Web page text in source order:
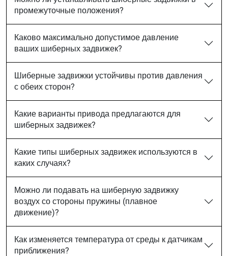
промежуточные положения?
Каково максимально допустимое давление
ваших шиберных задвижек?
Шиберные задвижки устойчивы против давления
с обеих сторон?
Какие варианты привода предлагаются для
шиберных задвижек?
Какие типы шиберных задвижек используются в
каких случаях?
Можно ли подавать на шиберную задвижку
воздух со стороны пружины (плавное
движение)?
Как изменяется температура от среды к датчикам
приближения?